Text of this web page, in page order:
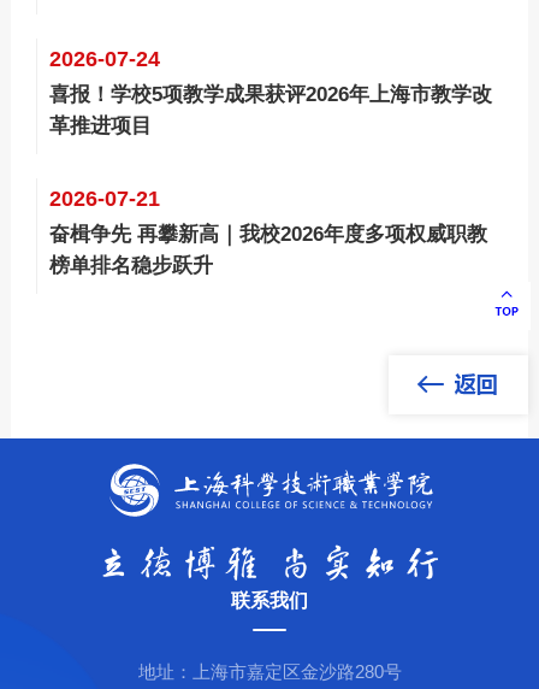
2026-07-24
喜报！学校5项教学成果获评2026年上海市教学改
革推进项目
2026-07-21
奋楫争先 再攀新高｜我校2026年度多项权威职教
榜单排名稳步跃升
联系我们
地址：上海市嘉定区金沙路280号